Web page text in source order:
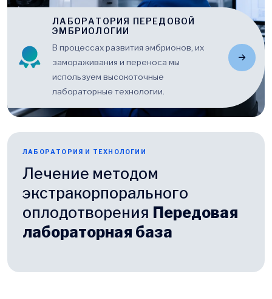
ЛАБОРАТОРИЯ ПЕРЕДОВОЙ
ЭМБРИОЛОГИИ
В процессах развития эмбрионов, их
замораживания и переноса мы
используем высокоточные
лабораторные технологии.
ЛАБОРАТОРИЯ И ТЕХНОЛОГИИ
Лечение методом
экстракорпорального
оплодотворения Передовая
лабораторная база